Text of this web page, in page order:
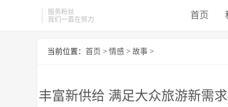
服务粉丝
我们一直在努力
首页
当前位置： 首页 > 情感 > 故事 >
丰富新供给 满足大众旅游新需